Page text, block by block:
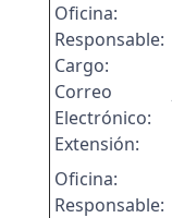
Oficina:
Responsable:
Cargo:
Correo
Electrónico:
Extensión:
Oficina:
Responsable: